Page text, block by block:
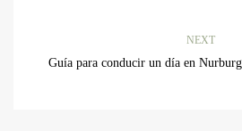
NEXT
Guía para conducir un día en